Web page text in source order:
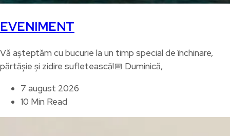
EVENIMENT
Vă așteptăm cu bucurie la un timp special de închinare,
părtășie și zidire sufletească!📅 Duminică,
7 august 2026
10 Min Read